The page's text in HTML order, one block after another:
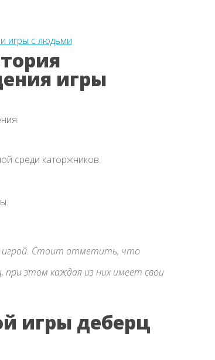
игры с людьми
игры
среди каторжников.
игрой. Стоит отметить, что
этом каждая из них имеет свои
игры деберц